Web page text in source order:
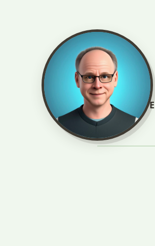
STARTSEITE